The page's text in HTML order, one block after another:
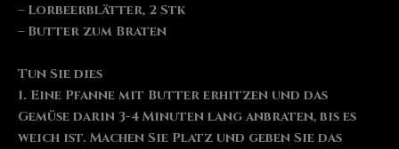
– Lorbeerblätter, 2 Stk
– Butter zum Braten
Tun Sie dies
1. Eine Pfanne mit Butter erhitzen und das
Gemüse darin 3-4 Minuten lang anbraten, bis es
weich ist. Machen Sie Platz und geben Sie das